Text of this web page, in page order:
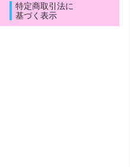
特定商取引法に
基づく表示